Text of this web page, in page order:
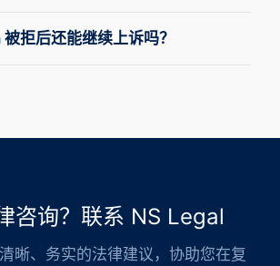
拒后还能继续上诉吗？
咨询？联系 NS Legal
晰、务实的法律建议，协助您在复